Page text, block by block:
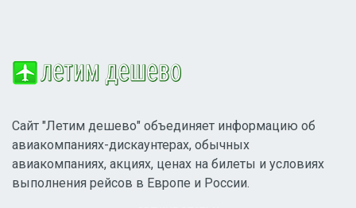
Сайт "Летим дешево" объединяет информацию об
авиакомпаниях-дискаунтерах, обычных
авиакомпаниях, акциях, ценах на билеты и условиях
выполнения рейсов в Европе и России.